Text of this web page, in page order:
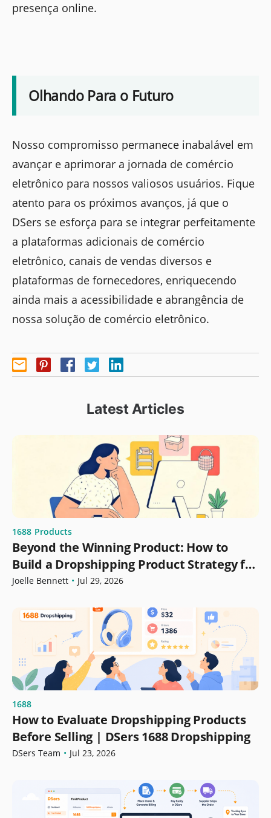
presença online.
Olhando Para o Futuro
Nosso compromisso permanece inabalável em
avançar e aprimorar a jornada de comércio
eletrônico para nossos valiosos usuários. Fique
atento para os próximos avanços, já que o
DSers se esforça para se integrar perfeitamente
a plataformas adicionais de comércio
eletrônico, canais de vendas diversos e
plataformas de fornecedores, enriquecendo
ainda mais a acessibilidade e abrangência de
nossa solução de comércio eletrônico.
Latest Articles
1688 Products
Beyond the Winning Product: How to
Build a Dropshipping Product Strategy for
Growth
Joelle Bennett • Jul 29, 2026
1688
How to Evaluate Dropshipping Products
Before Selling | DSers 1688 Dropshipping
DSers Team • Jul 23, 2026